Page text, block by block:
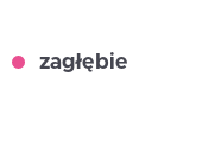
zagłębie